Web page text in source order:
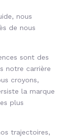
nous
de nous
sont des
notre carrière
croyons,
la marque
plus
trajectoires,